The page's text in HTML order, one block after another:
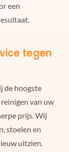
een
tegen
de hoogste
van uw
prijs. Wij
stoelen en
uitzien.